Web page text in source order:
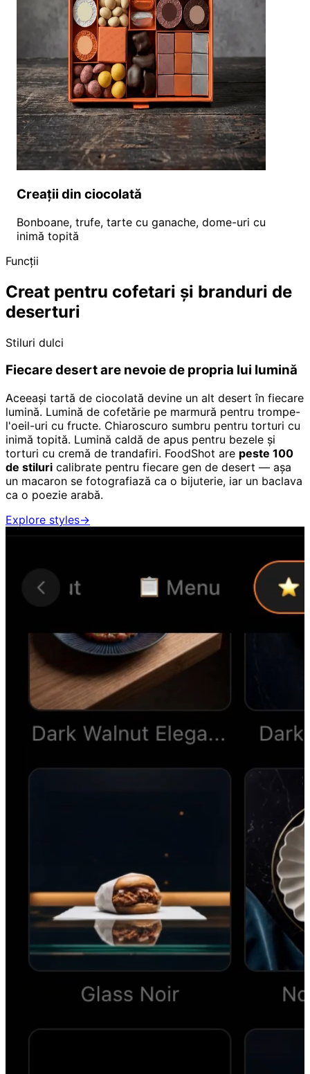
Creații din ciocolată
Bonboane, trufe, tarte cu ganache, dome-uri cu
inimă topită
Funcții
Creat pentru cofetari și branduri de
deserturi
Stiluri dulci
Fiecare desert are nevoie de propria lui lumină
Aceeași tartă de ciocolată devine un alt desert în fiecare
lumină. Lumină de cofetărie pe marmură pentru trompe-
l'oeil-uri cu fructe. Chiaroscuro sumbru pentru torturi cu
inimă topită. Lumină caldă de apus pentru bezele și
torturi cu cremă de trandafiri. FoodShot are peste 100
de stiluri calibrate pentru fiecare gen de desert — așa
un macaron se fotografiază ca o bijuterie, iar un baclava
ca o poezie arabă.
Explore styles→